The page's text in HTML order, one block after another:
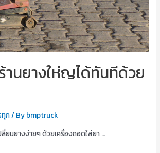
านยางให่ญได้ทันทีด้วย
ทุก/ By bmptruck
ยนยางง่ายๆ ด้วยเครื่องถอดใส่ยา …